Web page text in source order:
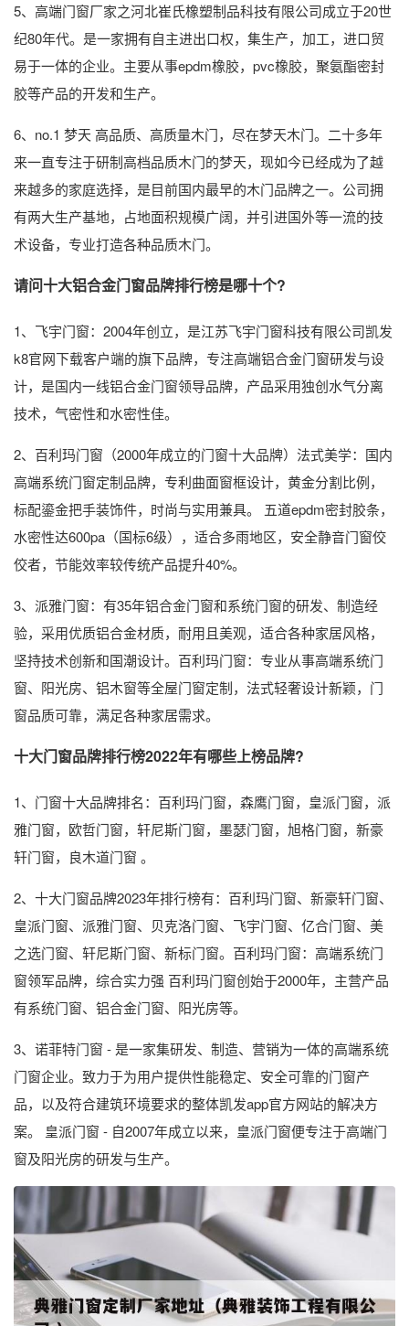
5、高端门窗厂家之河北崔氏橡塑制品科技有限公司成立于20世
纪80年代。是一家拥有自主进出口权，集生产，加工，进口贸
易于一体的企业。主要从事epdm橡胶，pvc橡胶，聚氨酯密封
胶等产品的开发和生产。
6、no.1 梦天 高品质、高质量木门，尽在梦天木门。二十多年
来一直专注于研制高档品质木门的梦天，现如今已经成为了越
来越多的家庭选择，是目前国内最早的木门品牌之一。公司拥
有两大生产基地，占地面积规模广阔，并引进国外等一流的技
术设备，专业打造各种品质木门。
请问十大铝合金门窗品牌排行榜是哪十个?
1、飞宇门窗：2004年创立，是江苏飞宇门窗科技有限公司凯发
k8官网下载客户端的旗下品牌，专注高端铝合金门窗研发与设
计，是国内一线铝合金门窗领导品牌，产品采用独创水气分离
技术，气密性和水密性佳。
2、百利玛门窗（2000年成立的门窗十大品牌）法式美学：国内
高端系统门窗定制品牌，专利曲面窗框设计，黄金分割比例，
标配鎏金把手装饰件，时尚与实用兼具。 五道epdm密封胶条，
水密性达600pa（国标6级），适合多雨地区，安全静音门窗佼
佼者，节能效率较传统产品提升40%。
3、派雅门窗：有35年铝合金门窗和系统门窗的研发、制造经
验，采用优质铝合金材质，耐用且美观，适合各种家居风格，
坚持技术创新和国潮设计。百利玛门窗：专业从事高端系统门
窗、阳光房、铝木窗等全屋门窗定制，法式轻奢设计新颖，门
窗品质可靠，满足各种家居需求。
十大门窗品牌排行榜2022年有哪些上榜品牌?
1、门窗十大品牌排名：百利玛门窗，森鹰门窗，皇派门窗，派
雅门窗，欧哲门窗，轩尼斯门窗，墨瑟门窗，旭格门窗，新豪
轩门窗，良木道门窗 。
2、十大门窗品牌2023年排行榜有：百利玛门窗、新豪轩门窗、
皇派门窗、派雅门窗、贝克洛门窗、飞宇门窗、亿合门窗、美
之选门窗、轩尼斯门窗、新标门窗。百利玛门窗：高端系统门
窗领军品牌，综合实力强 百利玛门窗创始于2000年，主营产品
有系统门窗、铝合金门窗、阳光房等。
3、诺菲特门窗 - 是一家集研发、制造、营销为一体的高端系统
门窗企业。致力于为用户提供性能稳定、安全可靠的门窗产
品，以及符合建筑环境要求的整体凯发app官方网站的解决方
案。 皇派门窗 - 自2007年成立以来，皇派门窗便专注于高端门
窗及阳光房的研发与生产。